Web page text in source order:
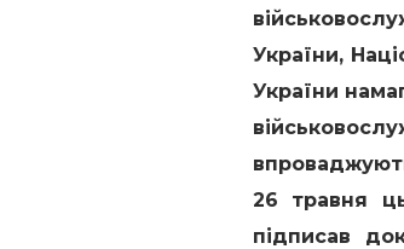
України,
України
26 травня
підписав